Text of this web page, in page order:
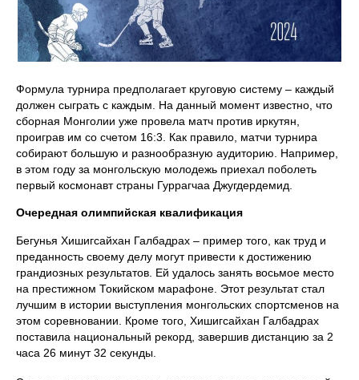
Формула турнира предполагает круговую систему – каждый
должен сыграть с каждым. На данный момент известно, что
сборная Монголии уже провела матч против иркутян,
проиграв им со счетом 16:3. Как правило, матчи турнира
собирают большую и разнообразную аудиторию. Например,
в этом году за монгольскую молодежь приехал поболеть
первый космонавт страны Гуррагчаа Джугдердемид.
Очередная олимпийская квалификация
Бегунья Хишигсайхан Галбадрах – пример того, как труд и
преданность своему делу могут привести к достижению
грандиозных результатов. Ей удалось занять восьмое место
на престижном Токийском марафоне. Этот результат стал
лучшим в истории выступления монгольских спортсменов на
этом соревновании. Кроме того, Хишигсайхан Галбадрах
поставила национальный рекорд, завершив дистанцию за 2
часа 26 минут 32 секунды.